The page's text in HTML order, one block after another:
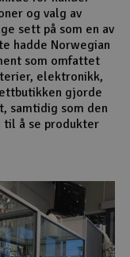
og valg av
sett på som en av
hadde Norwegian
som omfattet
elektronikk,
gjorde
samtidig som den
til å se produkter